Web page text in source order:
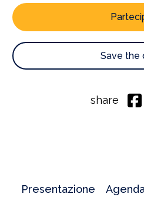
Save the
share
Presentazione